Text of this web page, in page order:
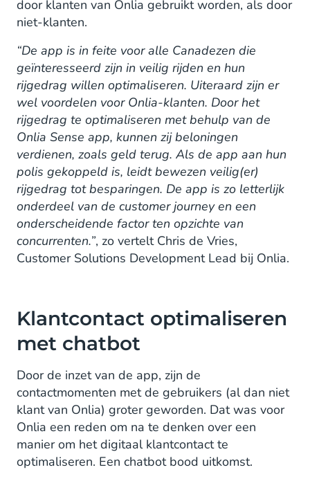
door klanten van Onlia gebruikt worden, als door
niet-klanten.
“De app is in feite voor alle Canadezen die
geïnteresseerd zijn in veilig rijden en hun
rijgedrag willen optimaliseren. Uiteraard zijn er
wel voordelen voor Onlia-klanten. Door het
rijgedrag te optimaliseren met behulp van de
Onlia Sense app, kunnen zij beloningen
verdienen, zoals geld terug. Als de app aan hun
polis gekoppeld is, leidt bewezen veilig(er)
rijgedrag tot besparingen. De app is zo letterlijk
onderdeel van de customer journey en een
onderscheidende factor ten opzichte van
concurrenten.”, zo vertelt Chris de Vries,
Customer Solutions Development Lead bij Onlia.
Klantcontact optimaliseren
met chatbot
Door de inzet van de app, zijn de
contactmomenten met de gebruikers (al dan niet
klant van Onlia) groter geworden. Dat was voor
Onlia een reden om na te denken over een
manier om het digitaal klantcontact te
optimaliseren. Een chatbot bood uitkomst.